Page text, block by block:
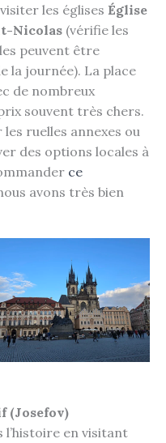
les églises Église
Nicolas (vérifie les
peuvent être
la journée). La place
de nombreux
souvent très chers.
ruelles annexes ou
des options locales à
ce
avons très bien
(Josefov)
l’histoire en visitant